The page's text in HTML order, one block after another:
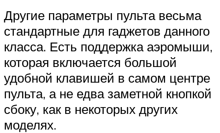
Другие параметры пульта весьма
стандартные для гаджетов данного
класса. Есть поддержка аэромыши,
которая включается большой
удобной клавишей в самом центре
пульта, а не едва заметной кнопкой
сбоку, как в некоторых других
моделях.